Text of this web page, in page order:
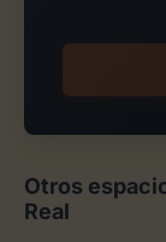
Otros
Real